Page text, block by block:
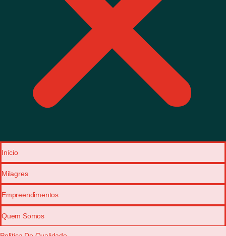
Início
Milagres
Empreendimentos
Quem Somos